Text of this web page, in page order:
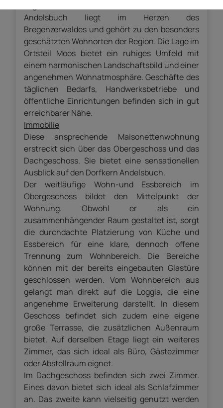
Andelsbuch liegt im Herzen des
Bregenzerwaldes und gehört zu den besonders
geschätzten Wohnorten der Region. Die Lage im
Ortsteil Moos bietet ein ruhiges Umfeld mit
einem harmonischen Landschaftsbild und einer
angenehmen Wohnatmosphäre. Geschäfte des
täglichen Bedarfs, Handwerksbetriebe und
öffentliche Einrichtungen befinden sich in gut
erreichbarer Nähe.
Immobilie
Diese ansprechende Maisonettenwohnung
erstreckt sich über das Obergeschoss und das
Dachgeschoss. Sie bietet eine sensationellen
Ausblick auf den Dorfkern Andelsbuch.
Der weitläufige Wohn-und Essbereich im
Obergeschoss bildet den Mittelpunkt der
Wohnung. Obwohl er als ein
zusammenhängender Raum gestaltet ist, sorgt
die durchdachte Platzierung von Küche und
Essbereich für eine klare, dennoch offene
Trennung zum Wohnbereich. Die Bereiche
können mit der bereits eingebauten Glastüre
geschlossen werden. Vom Wohnbereich aus
gelangt man direkt auf die Loggia, die eine
angenehme Erweiterung darstellt. In diesem
Geschoss befindet sich zudem eine eigene
große Terrasse, die zusätzlichen Außenraum
bietet. Auf derselben Etage liegt ein weiteres
Zimmer, das sich ideal als Büro, Gästezimmer
oder Abstellraum eignet.
Im Dachgeschoss befinden sich zwei Zimmer.
Eines davon bietet sich ideal als Schlafzimmer
an. Das zweite kann vielseitig genutzt werden